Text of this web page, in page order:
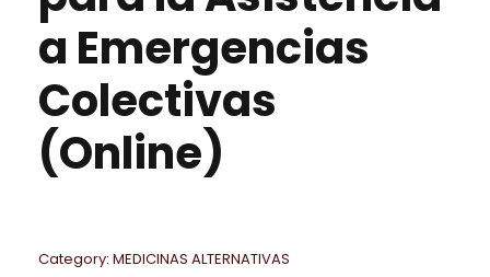
a Emergencias
Colectivas
(Online)
Category: MEDICINAS ALTERNATIVAS